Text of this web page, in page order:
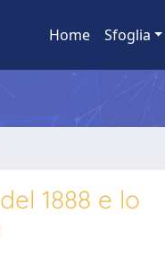
Home Sfoglia
1888 e lo